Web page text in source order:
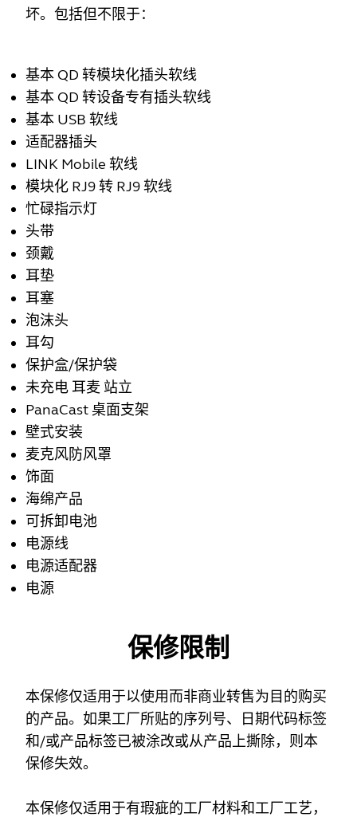
坏。包括但不限于：
基本 QD 转模块化插头软线
基本 QD 转设备专有插头软线
基本 USB 软线
适配器插头
LINK Mobile 软线
模块化 RJ9 转 RJ9 软线
忙碌指示灯
头带
颈戴
耳垫
耳塞
泡沫头
耳勾
保护盒/保护袋
未充电 耳麦 站立
PanaCast 桌面支架
壁式安装
麦克风防风罩
饰面
海绵产品
可拆卸电池
电源线
电源适配器
电源
保修限制
本保修仅适用于以使用而非商业转售为目的购买
的产品。如果工厂所贴的序列号、日期代码标签
和/或产品标签已被涂改或从产品上撕除，则本
保修失效。
本保修仅适用于有瑕疵的工厂材料和工厂工艺，